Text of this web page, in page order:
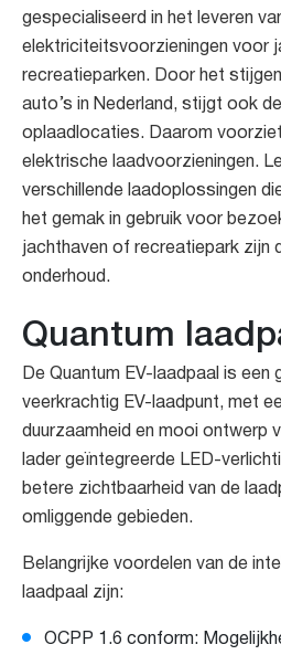
gespecialiseerd in het leveren
elektriciteitsvoorzieningen voor
recreatieparken. Door het
auto’s in Nederland, stijgt ook
oplaadlocaties. Daarom
elektrische laadvoorzieningen.
verschillende laadoplossingen
het gemak in gebruik voor
jachthaven of recreatiepark zijn
onderhoud.
Quantum
De Quantum EV-laadpaal is een
veerkrachtig EV-laadpunt, met
duurzaamheid en mooi ontwerp
lader geïntegreerde LED-
betere zichtbaarheid van de
omliggende gebieden.
Belangrijke voordelen van de
laadpaal zijn:
OCPP 1.6 conform: